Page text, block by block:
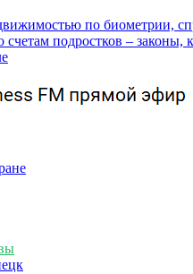
по биометрии,
счетам подростков – законы,